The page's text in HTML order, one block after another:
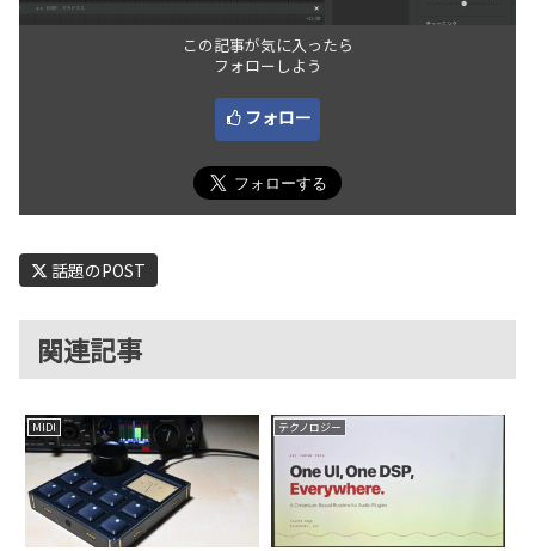
この記事が気に入ったら
フォローしよう
フォロー
話題のPOST
関連記事
MIDI テクノロジー